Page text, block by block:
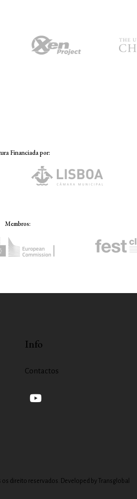
Financiada por:
Membros:
Info
Contactos
os direito reservados. Developed by Transglobal